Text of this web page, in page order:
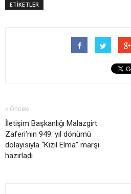
ETİKETLER
« Önceki
İletişim Başkanlığı Malazgirt
Zaferi’nin 949. yıl dönümü
dolayısıyla “Kızıl Elma” marşı
hazırladı